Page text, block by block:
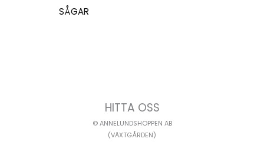
SÅGAR
HITTA OSS
© ANNELUNDSHOPPEN AB
(VÄXTGÅRDEN)